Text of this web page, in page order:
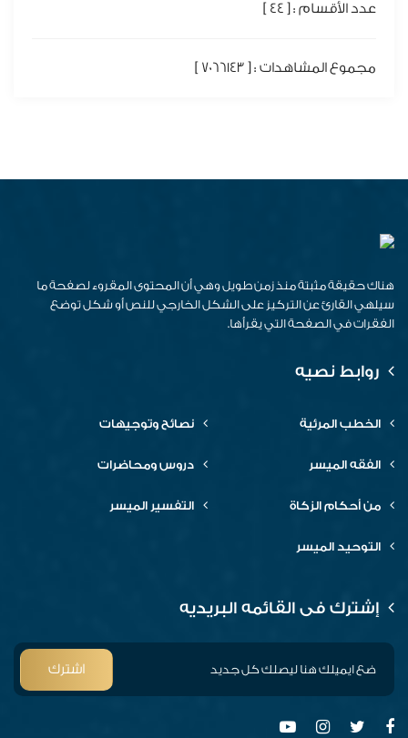
عدد الأقسام : [ 44 ]
مجموع المشاهدات : [ 7066143 ]
هناك حقيقة مثبتة منذ زمن طويل وهي أن المحتوى المقروء لصفحة ما
سيلهي القارئ عن التركيز على الشكل الخارجي للنص أو شكل توضع
الفقرات في الصفحة التي يقرأها.
روابط نصيه
الخطب المرئية نصائح وتوجيهات
الفقه الميسر دروس ومحاضرات
من أحكام الزكاة التفسير الميسر
التوحيد الميسر
إشترك فى القائمه البريديه